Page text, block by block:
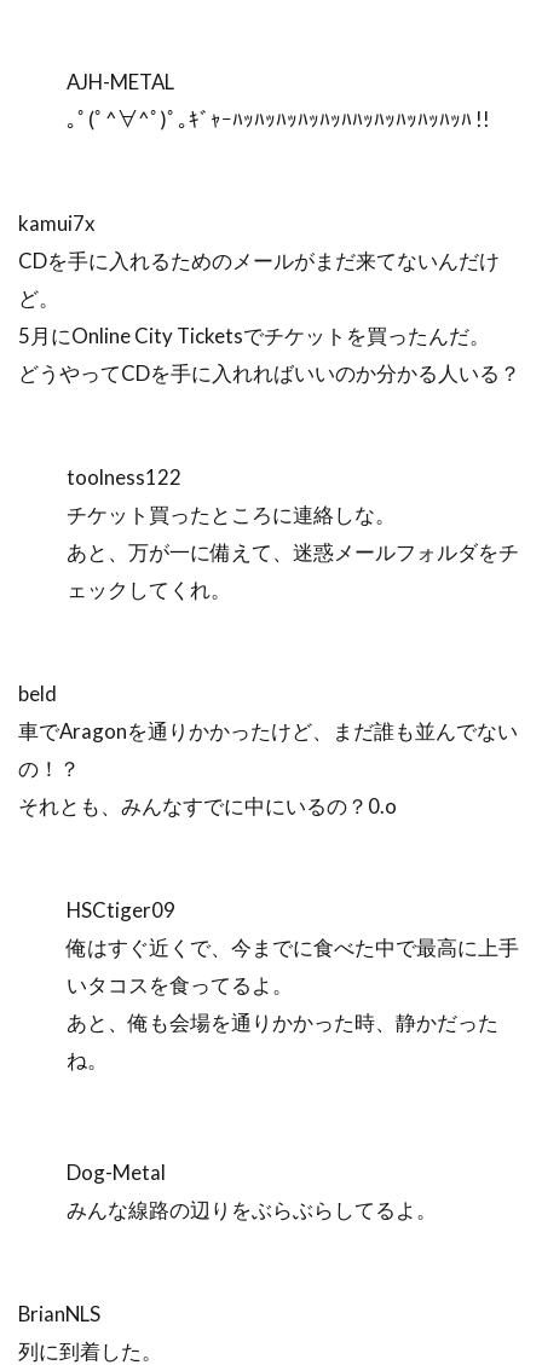
AJH-METAL
｡ﾟ(ﾟ^∀^ﾟ)ﾟ｡ｷﾞｬｰﾊｯﾊｯﾊｯﾊｯﾊｯﾊﾊｯﾊｯﾊｯﾊｯﾊｯﾊ !!
kamui7x
CDを手に入れるためのメールがまだ来てないんだけ
ど。
5月にOnline City Ticketsでチケットを買ったんだ。
どうやってCDを手に入れればいいのか分かる人いる？
toolness122
チケット買ったところに連絡しな。
あと、万が一に備えて、迷惑メールフォルダをチ
ェックしてくれ。
beld
車でAragonを通りかかったけど、まだ誰も並んでない
の！？
それとも、みんなすでに中にいるの？0.o
HSCtiger09
俺はすぐ近くで、今までに食べた中で最高に上手
いタコスを食ってるよ。
あと、俺も会場を通りかかった時、静かだった
ね。
Dog-Metal
みんな線路の辺りをぶらぶらしてるよ。
BrianNLS
列に到着した。